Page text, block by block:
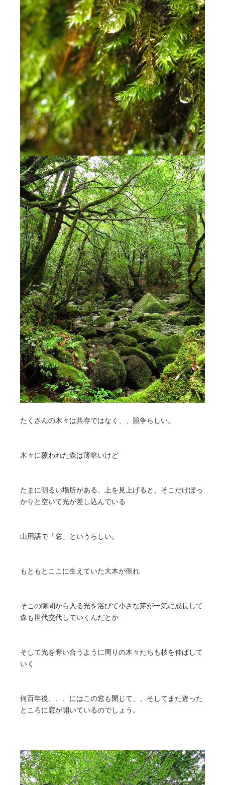
たくさんの木々は共存ではなく、、競争らしい。
木々に覆われた森は薄暗いけど
たまに明るい場所がある、上を見上げると、そこだけぽっ
かりと空いて光が差し込んでいる
山用語で「窓」というらしい。
もともとここに生えていた大木が倒れ
そこの隙間から入る光を浴びて小さな芽が一気に成長して
森も世代交代していくんだとか
そして光を奪い合うように周りの木々たちも枝を伸ばして
いく
何百年後、、、にはこの窓も閉じて、、そしてまた違った
ところに窓が開いているのでしょう。